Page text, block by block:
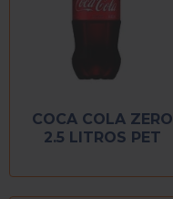
COCA COLA ZERO
2.5 LITROS PET